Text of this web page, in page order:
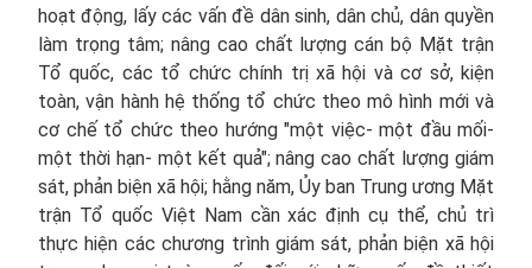
hoạt động, lấy các vấn đề dân sinh, dân chủ, dân quyền
làm trọng tâm; nâng cao chất lượng cán bộ Mặt trận
Tổ quốc, các tổ chức chính trị xã hội và cơ sở, kiện
toàn, vận hành hệ thống tổ chức theo mô hình mới và
cơ chế tổ chức theo hướng "một việc- một đầu mối-
một thời hạn- một kết quả"; nâng cao chất lượng giám
sát, phản biện xã hội; hằng năm, Ủy ban Trung ương Mặt
trận Tổ quốc Việt Nam cần xác định cụ thể, chủ trì
thực hiện các chương trình giám sát, phản biện xã hội